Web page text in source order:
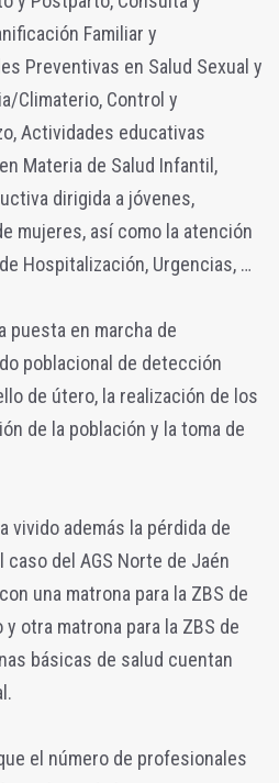
Familiar y
Preventivas en Salud Sexual y
Climaterio, Control y
Actividades educativas
Materia de Salud Infantil,
dirigida a jóvenes,
mujeres, así como la atención
Hospitalización, Urgencias, …
puesta en marcha de
poblacional de detección
de útero, la realización de los
de la población y la toma de
vivido además la pérdida de
del AGS Norte de Jaén
una matrona para la ZBS de
otra matrona para la ZBS de
básicas de salud cuentan
el número de profesionales